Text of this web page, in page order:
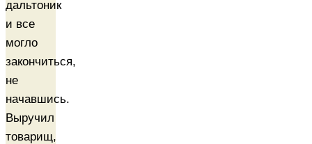
дальтоник
и все
могло
закончиться,
не
начавшись.
Выручил
товарищ,